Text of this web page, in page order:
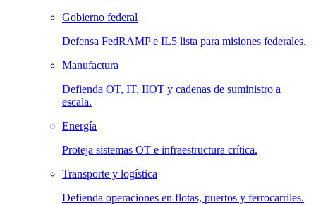
Gobierno federal
Defensa FedRAMP e IL5 lista para misiones federales.
Manufactura
Defienda OT, IT, IIOT y cadenas de suministro a
escala.
Energía
Proteja sistemas OT e infraestructura crítica.
Transporte y logística
Defienda operaciones en flotas, puertos y ferrocarriles.